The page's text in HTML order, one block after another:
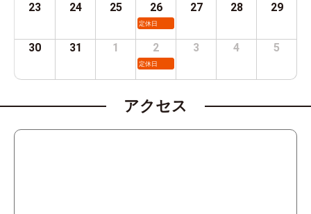
23 24 25 26
定休日
27 28 29
30 31 1 2
定休日
3 4 5
アクセス